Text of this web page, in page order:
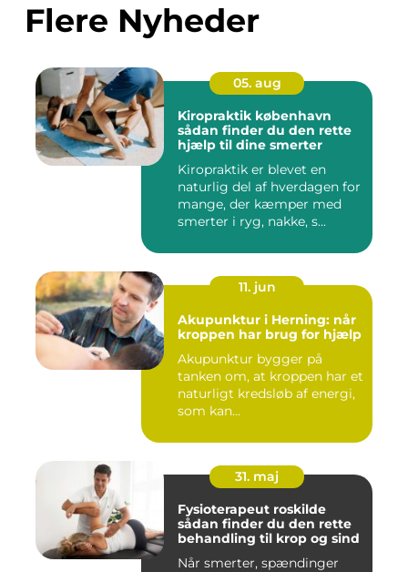
Flere Nyheder
05. aug
Kiropraktik københavn
sådan finder du den rette
hjælp til dine smerter
Kiropraktik er blevet en
naturlig del af hverdagen for
mange, der kæmper med
smerter i ryg, nakke, s...
11. jun
Akupunktur i Herning: når
kroppen har brug for hjælp
Akupunktur bygger på
tanken om, at kroppen har et
naturligt kredsløb af energi,
som kan...
31. maj
Fysioterapeut roskilde
sådan finder du den rette
behandling til krop og sind
Når smerter, spændinger